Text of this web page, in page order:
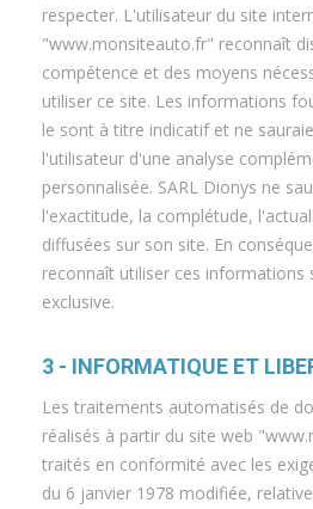
respecter. L'utilisateur du site
"www.monsiteauto.fr" reconnaît
compétence et des moyens
utiliser ce site. Les informations
le sont à titre indicatif et ne
l'utilisateur d'une analyse
personnalisée. SARL Dionys ne
l'exactitude, la complétude,
diffusées sur son site. En
reconnaît utiliser ces informations
exclusive.
3 - INFORMATIQUE ET
Les traitements automatisés de
réalisés à partir du site web
traités en conformité avec les
du 6 janvier 1978 modifiée,